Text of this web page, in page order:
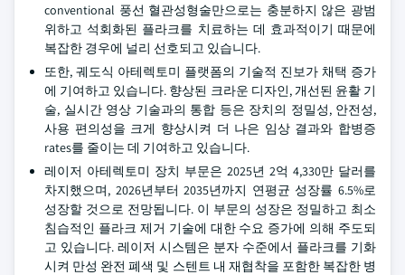
conventional 풍선 혈관성형술만으로는 충분하지 않은 광범
위하고 석회화된 플라크를 치료하는 데 효과적이기 때문에
복잡한 경우에 널리 선호되고 있습니다.
또한, 궤도식 아테렉토미 플랫폼의 기술적 진보가 채택 증가
에 기여하고 있습니다. 향상된 크라운 디자인, 개선된 윤활 기
술, 실시간 영상 기술과의 통합 등은 장치의 정밀성, 안전성,
사용 편의성을 크게 향상시켜 더 나은 임상 결과와 합병증
rates를 줄이는 데 기여하고 있습니다.
레이저 아테렉토미 장치 부문은 2025년 2억 4,330만 달러를
차지했으며, 2026년부터 2035년까지 연평균 성장률 6.5%로
성장할 것으로 전망됩니다. 이 부문의 성장은 정밀하고 최소
침습적인 플라크 제거 기술에 대한 수요 증가에 의해 주도되
고 있습니다. 레이저 시스템은 분자 수준에서 플라크를 기화
시켜 만성 완전 폐색 및 스텐트 내 재협착을 포함한 복잡한 병